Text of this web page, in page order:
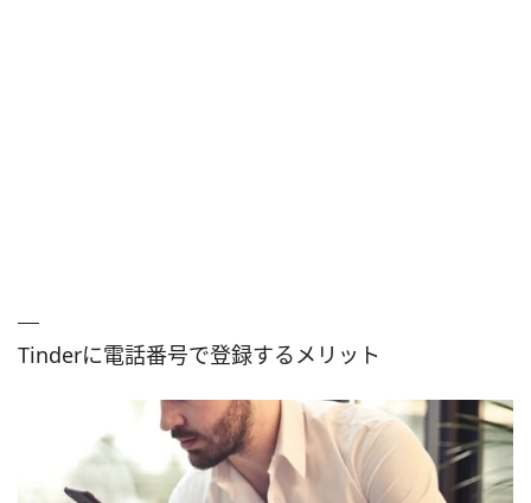
Tinderに電話番号で登録するメリット